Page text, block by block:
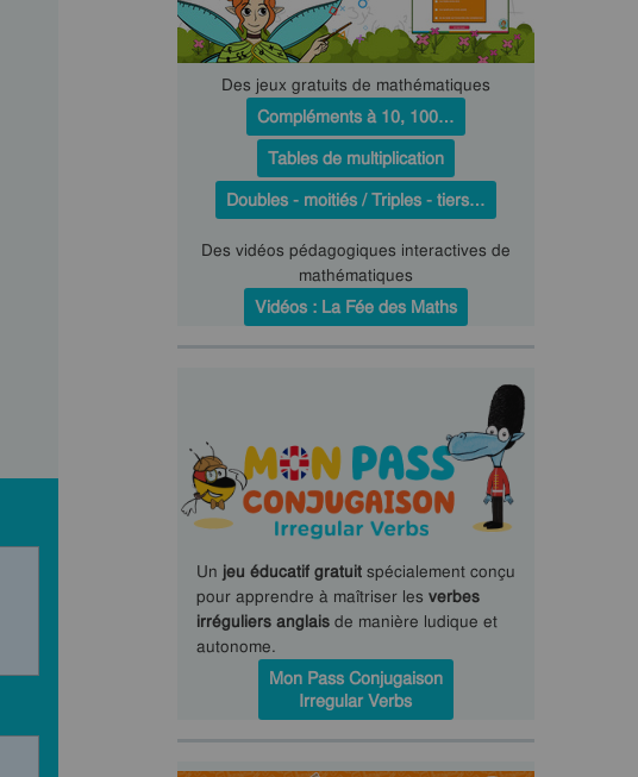
Des jeux gratuits de mathématiques
Compléments à 10, 100…
Tables de multiplication
Doubles - moitiés / Triples - tiers…
Des vidéos pédagogiques interactives de
mathématiques
Vidéos : La Fée des Maths
Un jeu éducatif gratuitspécialement conçu
pour apprendre à maîtriser les verbes
irréguliers anglaisde manière ludique et
autonome.
Mon Pass Conjugaison
Irregular Verbs